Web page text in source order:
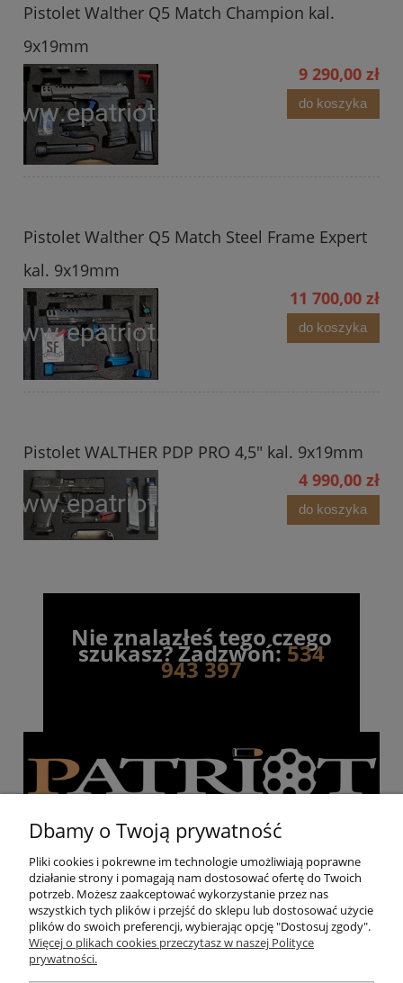
Pistolet Walther Q5 Match Champion kal.
9x19mm
9 290,00 zł
do koszyka
Pistolet Walther Q5 Match Steel Frame Expert
kal. 9x19mm
11 700,00 zł
do koszyka
Pistolet WALTHER PDP PRO 4,5" kal. 9x19mm
4 990,00 zł
do koszyka
Nie znalazłeś tego czego
szukasz? Zadzwoń:534
943 397
Pomoc
Moje konto
Dbamy o Twoją prywatność
Pliki cookies i pokrewne im technologie umożliwiają poprawne
działanie strony i pomagają nam dostosować ofertę do Twoich
potrzeb. Możesz zaakceptować wykorzystanie przez nas
wszystkich tych plików i przejść do sklepu lub dostosować użycie
plików do swoich preferencji, wybierając opcję "Dostosuj zgody".
Więcej o plikach cookies przeczytasz w naszej Polityce
prywatności.